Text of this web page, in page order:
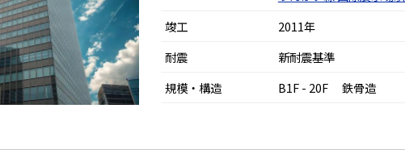
竣工
2011年
耐震
新耐震基準
規模・構造
B1F - 20F 鉄骨造